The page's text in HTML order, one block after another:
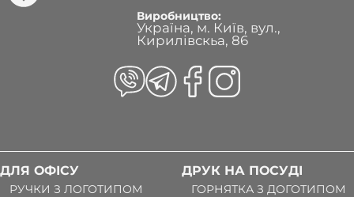
Виробництво:
Україна, м. Київ, вул.,
Кирилівскьа, 86
ДЛЯ ОФІСУ
РУЧКИ З ЛОГОТИПОМ
ДРУК НА ПОСУДІ
ГОРНЯТКА З ДОГОТИПОМ